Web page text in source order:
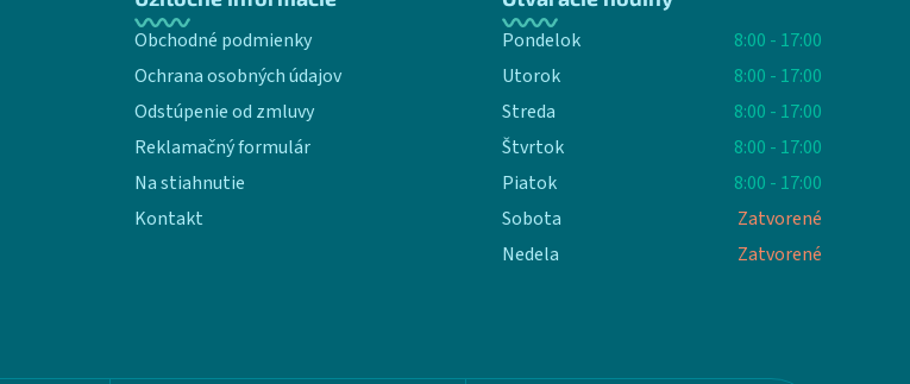
Obchodné podmienky
Ochrana osobných údajov
Odstúpenie od zmluvy
Reklamačný formulár
Na stiahnutie
Kontakt
Pondelok
8:00 - 17:00
Utorok
8:00 - 17:00
Streda
8:00 - 17:00
Štvrtok
8:00 - 17:00
Piatok
8:00 - 17:00
Sobota
Zatvorené
Nedela
Zatvorené